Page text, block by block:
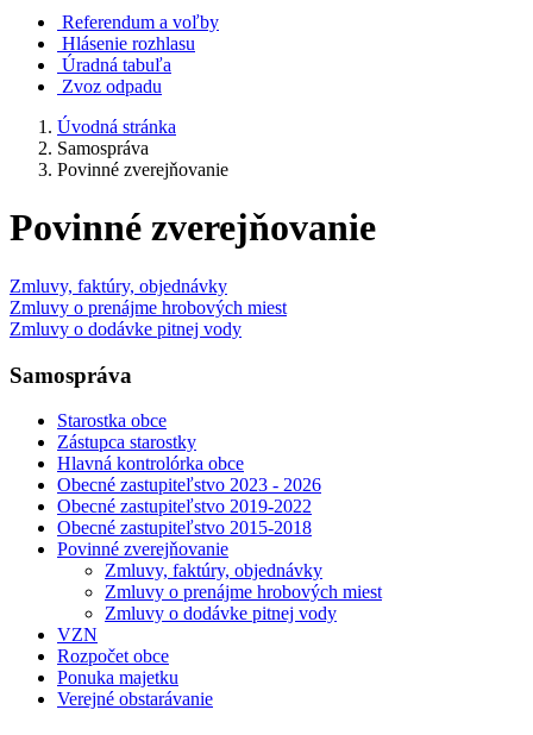
Referendum a voľby
Hlásenie rozhlasu
Úradná tabuľa
Zvoz odpadu
Úvodná stránka
Samospráva
Povinné zverejňovanie
Povinné zverejňovanie
Zmluvy, faktúry, objednávky
Zmluvy o prenájme hrobových miest
Zmluvy o dodávke pitnej vody
Samospráva
Starostka obce
Zástupca starostky
Hlavná kontrolórka obce
Obecné zastupiteľstvo 2023 - 2026
Obecné zastupiteľstvo 2019-2022
Obecné zastupiteľstvo 2015-2018
Povinné zverejňovanie
Zmluvy, faktúry, objednávky
Zmluvy o prenájme hrobových miest
Zmluvy o dodávke pitnej vody
VZN
Rozpočet obce
Ponuka majetku
Verejné obstarávanie